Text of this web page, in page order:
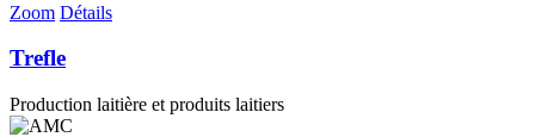
Zoom Détails
Trefle
Production laitière et produits laitiers